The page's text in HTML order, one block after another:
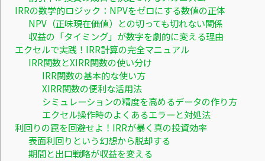
IRRの数学的ロジック：NPVをゼロにする数値の正体
NPV（正味現在価値）との切っても切れない関係
収益の「タイミング」が数字を劇的に変える理由
エクセルで実践！IRR計算の完全マニュアル
IRR関数とXIRR関数の使い分け
IRR関数の基本的な使い方
XIRR関数の便利な活用法
シミュレーションの精度を高めるデータの作り方
エクセル操作時のよくあるエラーと対処法
利回りの罠を回避せよ！IRRが暴く真の投資効率
表面利回りという幻想から脱却する
期間と出口戦略が収益を変える